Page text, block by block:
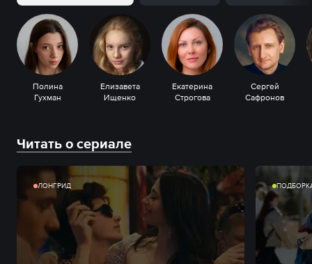
Полина
Гухман
Елизавета
Ищенко
Екатерина
Строгова
Сергей
Сафронов
Читать о сериале
ЛОНГРИД